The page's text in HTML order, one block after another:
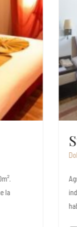
Agradable
individuales, de 25
habitaciones